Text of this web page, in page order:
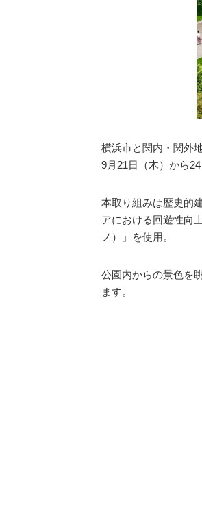
横浜市と関内・関外
9月21日（木）から
本取り組みは歴史的
アにおける回遊性向
ノ）」を使用。
公園内からの景色を
ます。